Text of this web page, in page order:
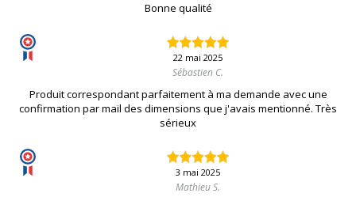
Bonne qualité
22 mai 2025
Sébastien C.
Produit correspondant parfaitement à ma demande avec une
confirmation par mail des dimensions que j'avais mentionné. Très
sérieux
3 mai 2025
Mathieu S.